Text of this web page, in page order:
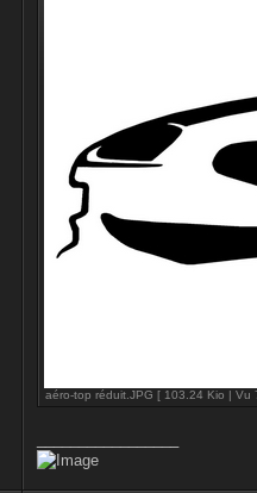
aéro-top réduit.JPG [ 103.24 Kio | Vu